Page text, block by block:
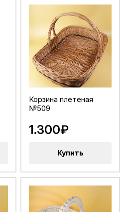
Корзина плетеная
№509
1.300₽
Купить